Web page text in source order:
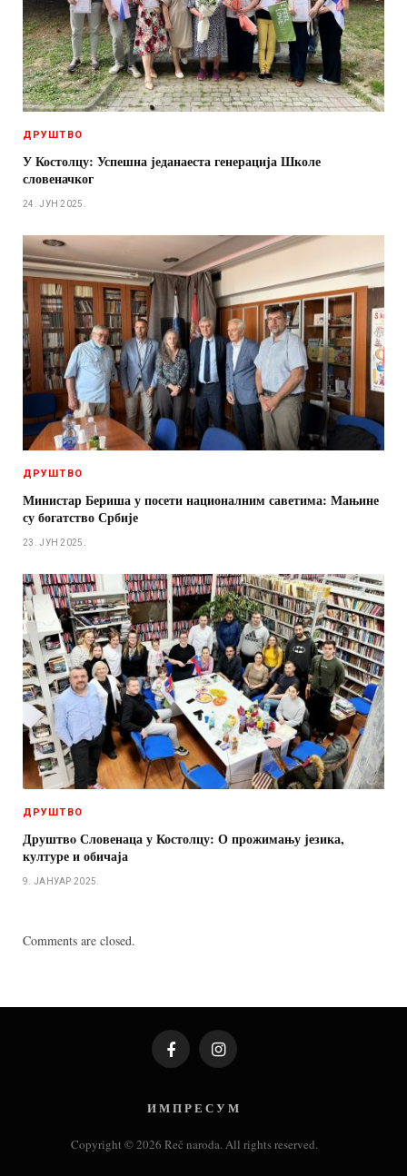
ДРУШТВО
У Костолцу: Успешна једанаеста генерација Школе
словеначког
24. ЈУН 2025.
ДРУШТВО
Министар Бериша у посети националним саветима: Мањине
су богатство Србије
23. ЈУН 2025.
ДРУШТВО
Друштвo Словенаца у Костолцу: О прожимању језика,
културе и обичаја
9. ЈАНУАР 2025.
Comments are closed.
FacebookInstagram
И М П Р Е С У М
Copyright © 2026 Reč naroda. All rights reserved.